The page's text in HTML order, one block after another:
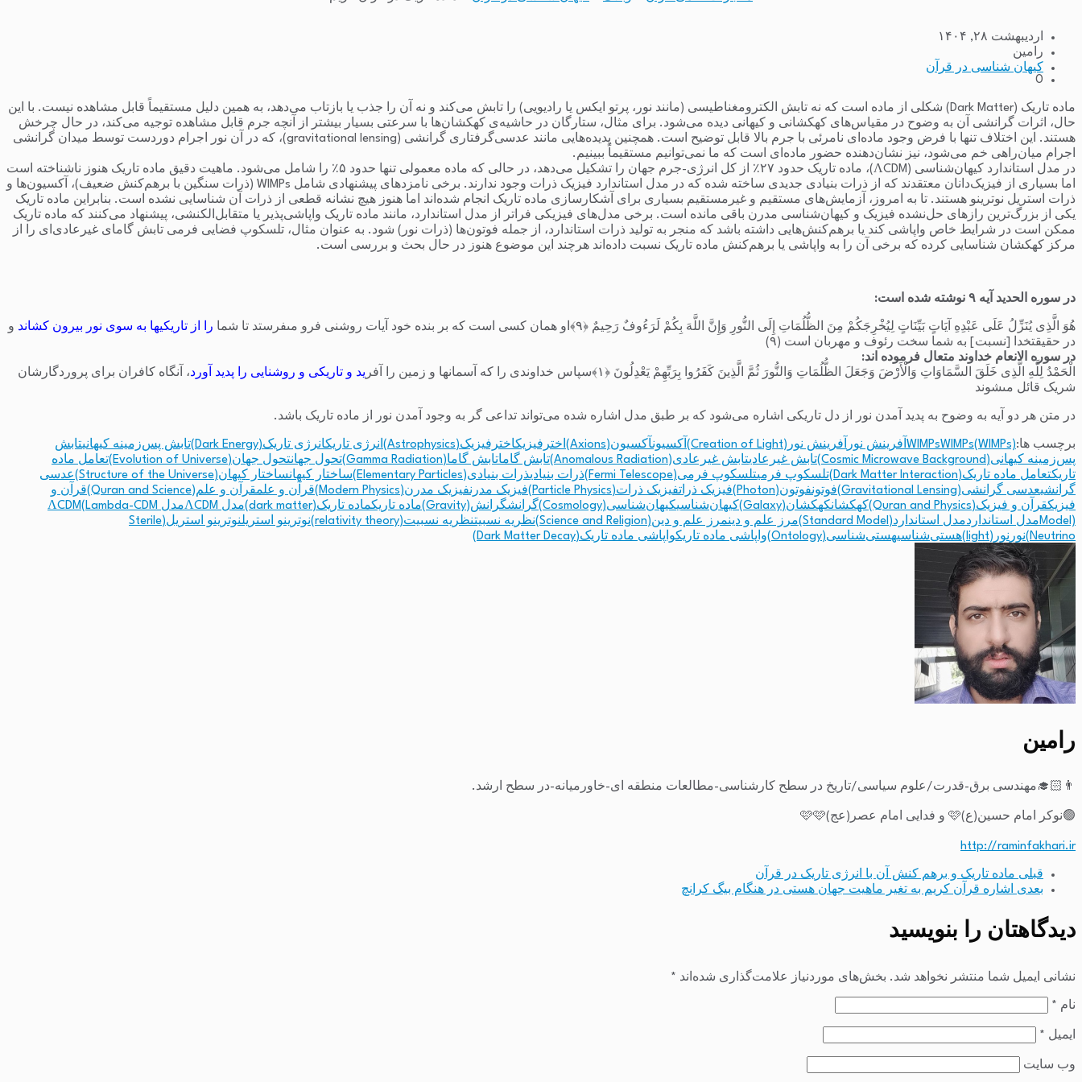
اردیبهشت ۲۸, ۱۴۰۴
رامین
کیهان شناسی در قرآن
0
ماده تاریک (Dark Matter) شکلی از ماده است که نه تابش الکترومغناطیسی (مانند نور، پرتو ایکس یا رادیویی) را تابش می‌کند و نه آن را جذب یا بازتاب می‌دهد، به همین دلیل مستقیماً قابل مشاهده نیست. با این
حال، اثرات گرانشی آن به وضوح در مقیاس‌های کهکشانی و کیهانی دیده می‌شود. برای مثال، ستارگان در حاشیه‌ی کهکشان‌ها با سرعتی بسیار بیشتر از آنچه جرم قابل مشاهده توجیه می‌کند، در حال چرخش
هستند. این اختلاف تنها با فرض وجود ماده‌ای نامرئی با جرم بالا قابل توضیح است. همچنین پدیده‌هایی مانند عدسی‌گرفتاری گرانشی (gravitational lensing)، که در آن نور اجرام دوردست توسط میدان گرانشی
اجرام میان‌راهی خم می‌شود، نیز نشان‌دهنده حضور ماده‌ای است که ما نمی‌توانیم مستقیماً ببینیم.
در مدل استاندارد کیهان‌شناسی (ΛCDM)، ماده تاریک حدود ۲۷٪ از کل انرژی-جرم جهان را تشکیل می‌دهد، در حالی که ماده معمولی تنها حدود ۵٪ را شامل می‌شود. ماهیت دقیق ماده تاریک هنوز ناشناخته است
اما بسیاری از فیزیک‌دانان معتقدند که از ذرات بنیادی جدیدی ساخته شده که در مدل استاندارد فیزیک ذرات وجود ندارند. برخی نامزدهای پیشنهادی شامل WIMPs (ذرات سنگین با برهم‌کنش ضعیف)، آکسیون‌ها و
ذرات استریل نوترینو هستند. تا به امروز، آزمایش‌های مستقیم و غیرمستقیم بسیاری برای آشکارسازی ماده تاریک انجام شده‌اند اما هنوز هیچ نشانه قطعی از ذرات آن شناسایی نشده است. بنابراین ماده تاریک
یکی از بزرگ‌ترین رازهای حل‌نشده فیزیک و کیهان‌شناسی مدرن باقی مانده است. برخی مدل‌های فیزیکی فراتر از مدل استاندارد، مانند ماده تاریک واپاشی‌پذیر یا متقابل‌الکنشی، پیشنهاد می‌کنند که ماده تاریک
ممکن است در شرایط خاص واپاشی کند یا برهم‌کنش‌هایی داشته باشد که منجر به تولید ذرات استاندارد، از جمله فوتون‌ها (ذرات نور) شود. به عنوان مثال، تلسکوپ فضایی فرمی تابش گامای غیرعادی‌ای را از
مرکز کهکشان شناسایی کرده که برخی آن را به واپاشی یا برهم‌کنش ماده تاریک نسبت داده‌اند هرچند این موضوع هنوز در حال بحث و بررسی است.
در سوره الحدید آیه ۹ نوشته شده است:
هُوَ الَّذِی یُنَزِّلُ عَلَى عَبْدِهِ آیَاتٍ بَیِّنَاتٍ لِیُخْرِجَکُمْ مِنَ الظُّلُمَاتِ إِلَى النُّورِ وَإِنَّ اللَّهَ بِکُمْ لَرَءُوفٌ رَحِیمٌ ﴿۹﴾ او همان کسى است که بر بنده خود آیات روشنى فرو مى‏فرستد تا شما را از تاریکیها به سوى نور بیرون کشاند و
در حقیقت‏خدا [نسبت] به شما سخت رئوف و مهربان است (۹)
در سوره الانعام خداوند متعال فرموده اند:
الْحَمْدُ لِلَّهِ الَّذِی خَلَقَ السَّمَاوَاتِ وَالْأَرْضَ وَجَعَلَ الظُّلُمَاتِ وَالنُّورَ ثُمَّ الَّذِینَ کَفَرُوا بِرَبِّهِمْ یَعْدِلُونَ ﴿۱﴾ سپاس خداوندى را که آسمانها و زمین را آفر ید و تاریکى و روشنایى را پدید آورد، آنگاه کافران براى پروردگارشان
شریک قائل مى‏شوند
در متن هر دو آیه به وضوح به پدید آمدن نور از دل تاریکی اشاره می‌شود که بر طبق مدل اشاره شده می‌تواند تداعی گر به وجود آمدن نور از ماده تاریک باشد.
برچسب ها: WIMPsWIMPs(WIMPs) آفرینش نور آفرینش نور(Creation of Light) آکسیونآکسیون(Axions) اخترفیزیکاخترفیزیک(Astrophysics) انرژی تاریکانرژی تاریک(Dark Energy) تابش پس‌زمینه کیهانیتابش
پس‌زمینه کیهانی(Cosmic Microwave Background)
تابش غیرعادیتابش غیرعادی(Anomalous Radiation) تابش گاماتابش گاما(Gamma Radiation) تحول جهانتحول جهان(Evolution of Universe)
تعامل ماده
تاریکتعامل ماده تاریک(Dark Matter Interaction) تلسکوپ فرمیتلسکوپ فرمی(Fermi Telescope) ذرات بنیادیذرات بنیادی(Elementary Particles) ساختار کیهانساختار کیهان(Structure of the Universe)
عدسی
گرانشیعدسی گرانشی(Gravitational Lensing) فوتونفوتون(Photon) فیزیک ذراتفیزیک ذرات(Particle Physics) فیزیک مدرنفیزیک مدرن(Modern Physics) قرآن و علمقرآن و علم(Quran and Science)
قرآن و
فیزیکقرآن و فیزیک(Quran and Physics) کهکشانکهکشان(Galaxy) کیهان‌شناسیکیهان‌شناسی(Cosmology) گرانشگرانش(Gravity) ماده تاریکماده تاریک(dark matter) مدل ΛCDM
مدل ΛCDM(Lambda-CDM
Model)مدل استانداردمدل استاندارد(Standard Model) مرز علم و دینمرز علم و دین(Science and Religion) نظریه نسبیتنظریه نسبیت(relativity theory) نوترینو استریل
نوترینو استریل(Sterile
Neutrino) نور نور(light) هستی‌شناسیهستی‌شناسی(Ontology) واپاشی ماده تاریکواپاشی ماده تاریک(Dark Matter Decay)
رامین
👨🏻‍🎓مهندسی برق-قدرت/علوم سیاسی/تاریخ در سطح کارشناسی-مطالعات منطقه ای-خاورمیانه-در سطح ارشد.
🟢نوکر امام حسین(ع)🩷 و فدایی امام عصر(عج)🩷🩷
http://raminfakhari.ir
قبلی ماده تاریک و برهم کنش آن با انرژی تاریک در قرآن
بعدی اشاره قرآن کریم به تغیر ماهیت جهان هستی در هنگام بیگ کرانچ
دیدگاهتان را بنویسید
نشانی ایمیل شما منتشر نخواهد شد. بخش‌های موردنیاز علامت‌گذاری شده‌اند *
نام *
ایمیل *
وب‌ سایت